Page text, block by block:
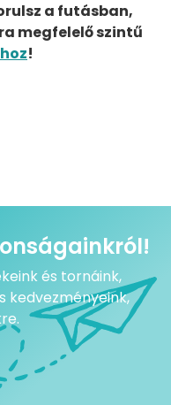
a futásban,
megfelelő szintű
!
és tornáink,
kedvezményeink,